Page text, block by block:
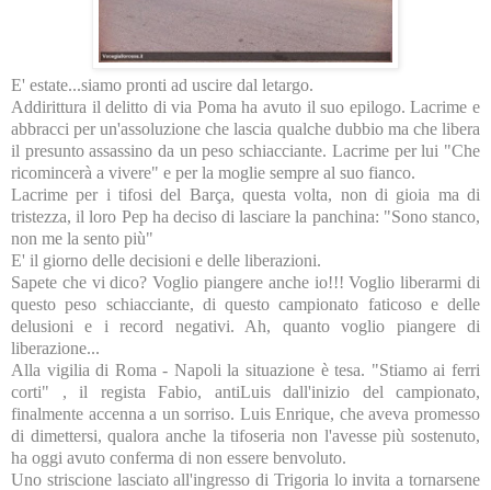
E' estate...siamo pronti ad uscire dal letargo.
Addirittura il delitto di via Poma ha avuto il suo epilogo. Lacrime e
abbracci per un'assoluzione che lascia qualche dubbio ma che libera
il presunto assassino da un peso schiacciante. Lacrime per lui "Che
ricomincerà a vivere" e per la moglie sempre al suo fianco.
Lacrime per i tifosi del Barça, questa volta, non di gioia ma di
tristezza, il loro Pep ha deciso di lasciare la panchina: "Sono stanco,
non me la sento più"
E' il giorno delle decisioni e delle liberazioni.
Sapete che vi dico? Voglio piangere anche io!!! Voglio liberarmi di
questo peso schiacciante, di questo campionato faticoso e delle
delusioni e i record negativi. Ah, quanto voglio piangere di
liberazione...
Alla vigilia di Roma - Napoli la situazione è tesa. "Stiamo ai ferri
corti" , il regista Fabio, antiLuis dall'inizio del campionato,
finalmente accenna a un sorriso. Luis Enrique, che aveva promesso
di dimettersi, qualora anche la tifoseria non l'avesse più sostenuto,
ha oggi avuto conferma di non essere benvoluto.
Uno striscione lasciato all'ingresso di Trigoria lo invita a tornarsene